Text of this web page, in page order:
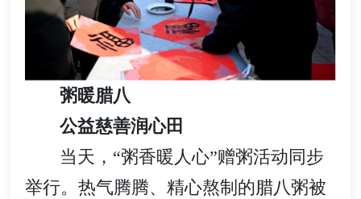
粥暖腊八
公益慈善润心田
当天，“粥香暖人心”赠粥活动同步
举行。热气腾腾、精心熬制的腊八粥被